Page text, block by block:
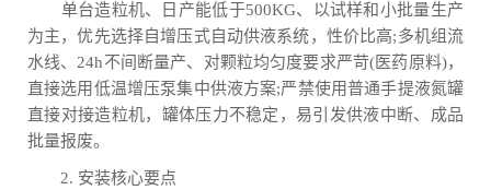
单台造粒机、日产能低于500KG、以试样和小批量生产
为主，优先选择自增压式自动供液系统，性价比高;多机组流
水线、24h不间断量产、对颗粒均匀度要求严苛(医药原料)，
直接选用低温增压泵集中供液方案;严禁使用普通手提液氮罐
直接对接造粒机，罐体压力不稳定，易引发供液中断、成品
批量报废。
2. 安装核心要点